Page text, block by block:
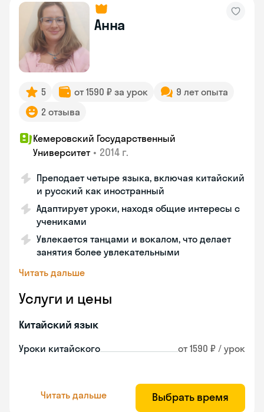
Анна
5 от 1590 ₽ за урок
9 лет опыта
2 отзыва
Кемеровский Государственный
Университет • 2014 г.
Преподает четыре языка, включая китайский
и русский как иностранный
Адаптирует уроки, находя общие интересы с
учениками
Увлекается танцами и вокалом, что делает
занятия более увлекательными
Читать дальше
Услуги и цены
Китайский язык
Уроки китайского от 1590 ₽ / урок
Читать дальше Выбрать время